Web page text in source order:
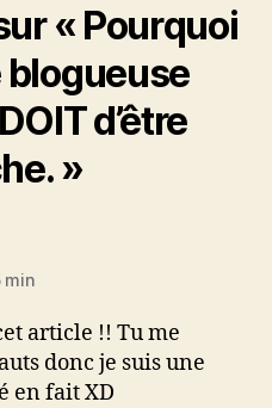
« Pourquoi
blogueuse
d’être
»
min
article !! Tu me
donc je suis une
en fait XD